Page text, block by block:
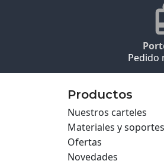
Pedido
Productos
Nuestros carteles
Materiales y soportes
Ofertas
Novedades